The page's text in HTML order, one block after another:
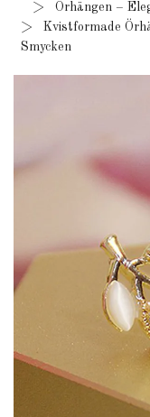
Örhängen –
Kvistformade
Smycken